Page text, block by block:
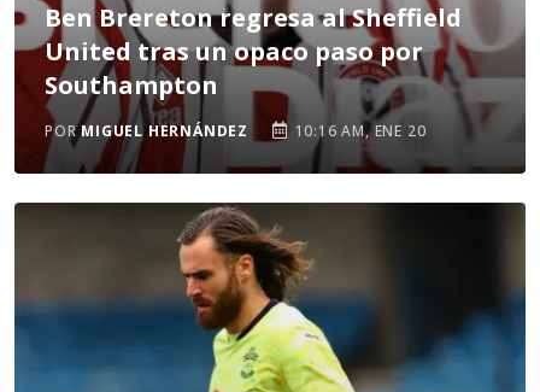
Ben Brereton regresa al Sheffield
United tras un opaco paso por
Southampton
PORMIGUEL HERNÁNDEZ 10:16 AM, ENE 20